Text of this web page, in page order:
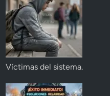
Víctimas del sistema.